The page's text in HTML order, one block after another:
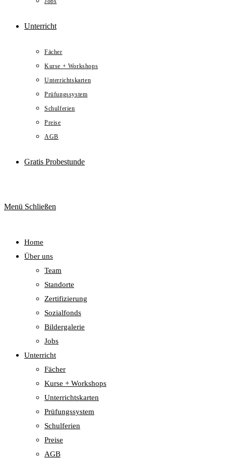
Unterricht
Fächer
Kurse + Workshops
Unterrichtskarten
Prüfungssystem
Schulferien
Preise
AGB
Gratis Probestunde
Menü Schließen
Home
Über uns
Team
Standorte
Zertifizierung
Sozialfonds
Bildergalerie
Jobs
Unterricht
Fächer
Kurse + Workshops
Unterrichtskarten
Prüfungssystem
Schulferien
Preise
AGB